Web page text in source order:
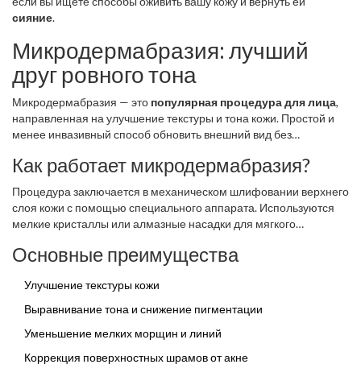
сияние.
Микродермабразия: лучший
друг ровного тона
Микродермабразия — это популярная процедура для лица,
направленная на улучшение текстуры и тона кожи. Простой и
менее инвазивный способ обновить внешний вид без
Как работает микродермабразия?
Процедура заключается в механическом шлифовании верхнего
слоя кожи с помощью специального аппарата. Используются
мелкие кристаллы или алмазные насадки для мягкого
коллагена, что способствует обновлению кожи.
Основные преимущества
Улучшение текстуры кожи
Выравнивание тона и снижение пигментации
Уменьшение мелких морщин и линий
Коррекция поверхностных шрамов от акне